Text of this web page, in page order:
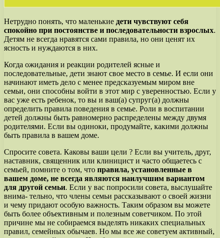
Нетрудно понять, что маленькие дети чувствуют себя
спокойно при постоянстве и последовательности взрослых.
Детям не всегда нравятся сами правила, но они ценят их
ясность и нуждаются в них.
Когда ожидания и реакции родителей ясные и
последовательные, дети знают свое место в семье. И если они
начинают иметь дело с менее предсказуемым миром вне
семьи, они способны войти в этот мир с уверенностью. Если у
вас уже есть ребенок, то вы и ваш(а) супруг(а) должны
определить правила поведения в семье. Роли в воспитании
детей должны быть равномерно распределены между двумя
родителями. Если вы одиноки, продумайте, какими должны
быть правила в вашем доме.
Спросите совета. Каковы ваши цели ? Если вы учитель, друг,
наставник, священник или клиницист и часто общаетесь с
семьей, помните о том, что правила, установленные в
вашем доме, не всегда являются наилучшим вариантом
для другой семьи. Если у вас попросили совета, выслушайте
внима- тельно, что члены семьи рассказывают о своей жизни
и чему придают особую важность. Таким образом вы можете
быть более объективным и полезным советчиком. По этой
причине мы не собираемся выделять никаких специальных
правил, семейных обычаев. Но мы все же советуем активный,